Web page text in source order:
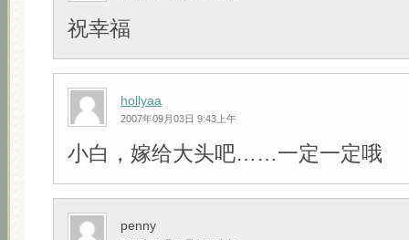
祝幸福
hollyaa
2007年09月03日 9:43上午
小白，嫁给大头吧……一定一定哦
penny